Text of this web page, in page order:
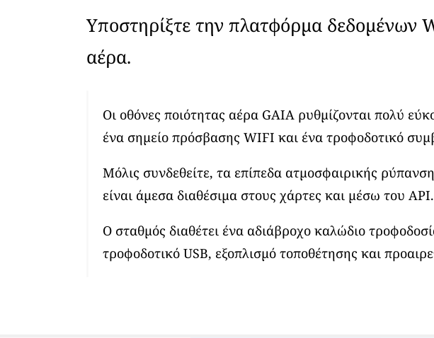
Υποστηρίξτε την πλατφόρμα δεδομένων
αέρα.
Οι οθόνες ποιότητας αέρα GAIA ρυθμίζονται πολύ
ένα σημείο πρόσβασης WIFI και ένα τροφοδοτικό
Μόλις συνδεθείτε, τα επίπεδα ατμοσφαιρικής
είναι άμεσα διαθέσιμα στους χάρτες και μέσω του API.
Ο σταθμός διαθέτει ένα αδιάβροχο καλώδιο
τροφοδοτικό USB, εξοπλισμό τοποθέτησης και